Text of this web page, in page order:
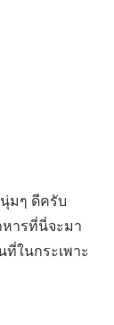
มๆ ดีครับ
ารที่นี่จะมา
ในกระเพาะ